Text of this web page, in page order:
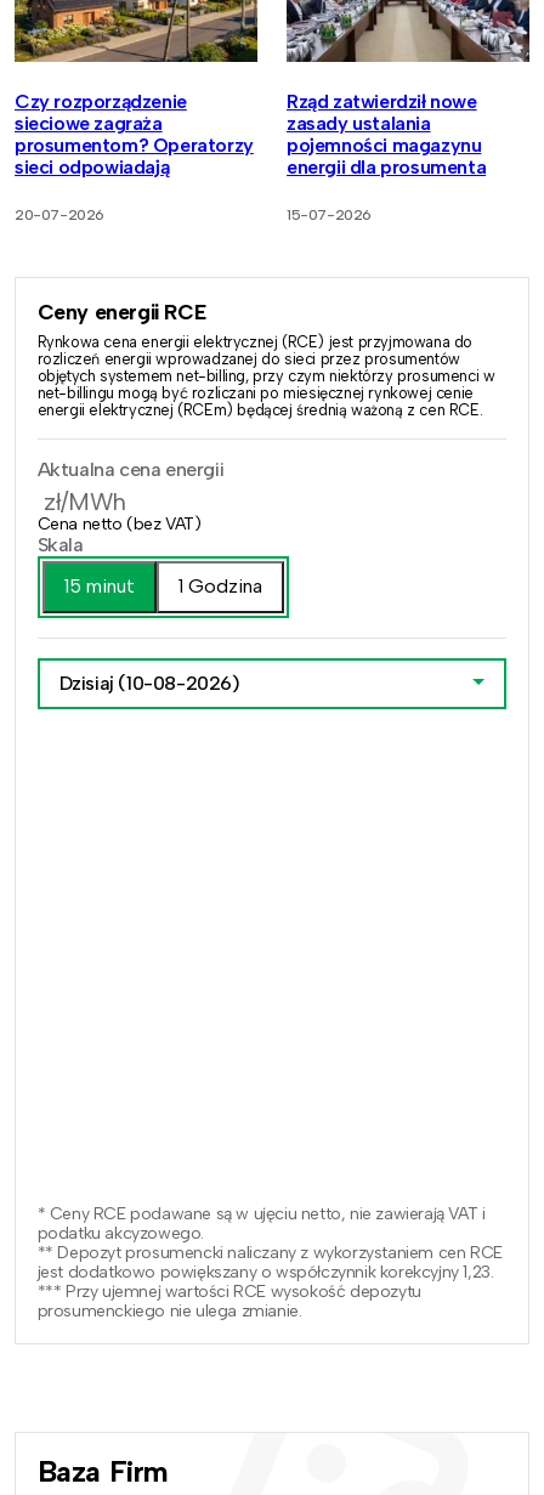
Czy rozporządzenie
sieciowe zagraża
prosumentom? Operatorzy
sieci odpowiadają
20-07-2026
Rząd zatwierdził nowe
zasady ustalania
pojemności magazynu
energii dla prosumenta
15-07-2026
Ceny energii RCE
Rynkowa cena energii elektrycznej (RCE) jest przyjmowana do
rozliczeń energii wprowadzanej do sieci przez prosumentów
objętych systemem net-billing, przy czym niektórzy prosumenci w
net-billingu mogą być rozliczani po miesięcznej rynkowej cenie
energii elektrycznej (RCEm) będącej średnią ważoną z cen RCE.
Aktualna cena energii
zł/MWh
Cena netto (bez VAT)
Skala
15 minut
1 Godzina
Dzisiaj (10-08-2026)
* Ceny RCE podawane są w ujęciu netto, nie zawierają VAT i
podatku akcyzowego.
** Depozyt prosumencki naliczany z wykorzystaniem cen RCE
jest dodatkowo powiększany o współczynnik korekcyjny 1,23.
*** Przy ujemnej wartości RCE wysokość depozytu
prosumenckiego nie ulega zmianie.
Baza Firm